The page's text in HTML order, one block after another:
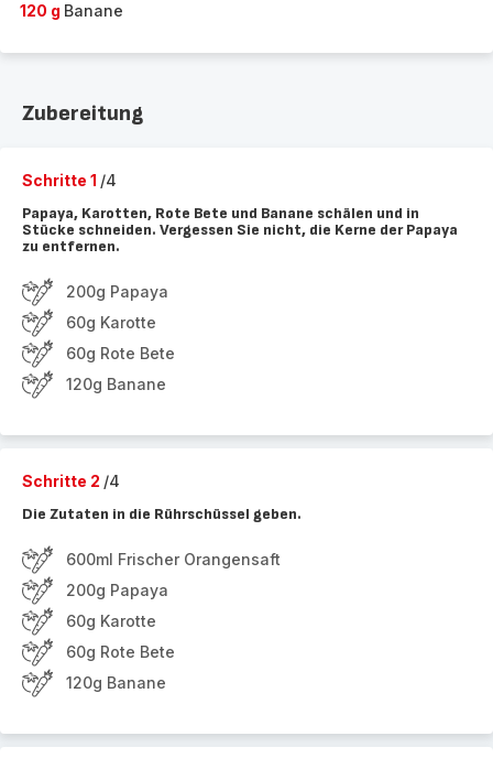
120 g Banane
Zubereitung
Schritte 1 /4
Papaya, Karotten, Rote Bete und Banane schälen und in
Stücke schneiden. Vergessen Sie nicht, die Kerne der Papaya
zu entfernen.
200g Papaya
60g Karotte
60g Rote Bete
120g Banane
Schritte 2 /4
Die Zutaten in die Rührschüssel geben.
600ml Frischer Orangensaft
200g Papaya
60g Karotte
60g Rote Bete
120g Banane